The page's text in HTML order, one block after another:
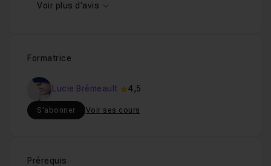
Voir plus d'avis
Formatrice
Lucie Brémeault 4,5
S'abonner Voir ses cours
Prérequis